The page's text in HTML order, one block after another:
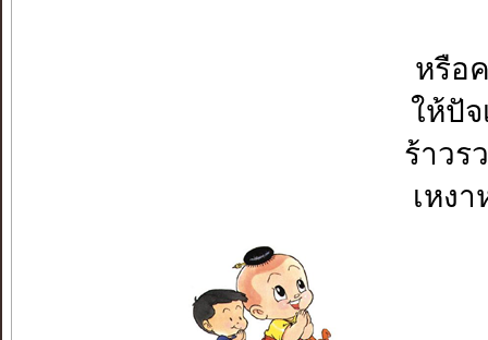
หรือ
ให้ปั
ร้าวร
เหง